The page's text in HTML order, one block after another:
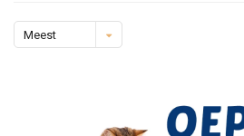
Meest